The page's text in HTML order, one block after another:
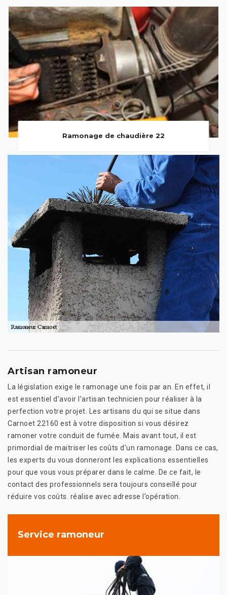
Ramonage de chaudière 22
Artisan ramoneur
La législation exige le ramonage une fois par an. En effet, il
est essentiel d’avoir l’artisan technicien pour réaliser à la
perfection votre projet. Les artisans du qui se situe dans
Carnoet 22160 est à votre disposition si vous désirez
ramoner votre conduit de fumée. Mais avant tout, il est
primordial de maitriser les coûts d’un ramonage. Dans ce cas,
les experts du vous donneront les explications essentielles
pour que vous vous préparer dans le calme. De ce fait, le
contact des professionnels sera toujours conseillé pour
réduire vos coûts. réalise avec adresse l’opération.
Service ramoneur